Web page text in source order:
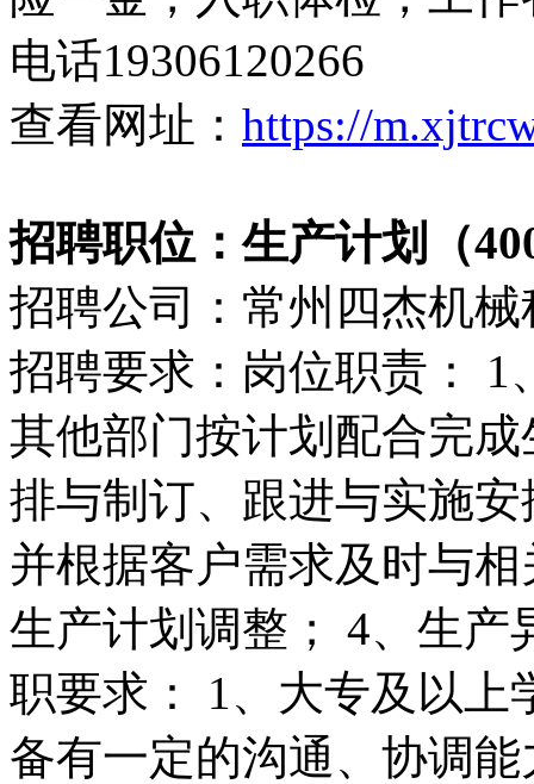
电话19306120266
查看网址： https://
招聘职位：生产计划（
招聘公司：常州四杰机
招聘要求：岗位职责： 1
其他部门按计划配合完
排与制订、跟进与实施
并根据客户需求及时与
生产计划调整； 4、生产
职要求： 1、大专及以上
备有一定的沟通、协调